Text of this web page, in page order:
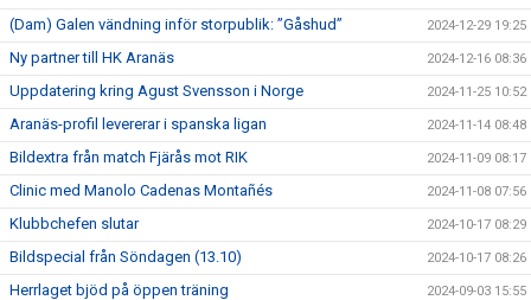
(Dam) Galen vändning inför storpublik: ”Gåshud” 2024-12-29 19:25
Ny partner till HK Aranäs 2024-12-16 08:36
Uppdatering kring Agust Svensson i Norge 2024-11-25 10:52
Aranäs-profil levererar i spanska ligan 2024-11-14 08:48
Bildextra från match Fjärås mot RIK 2024-11-09 08:17
Clinic med Manolo Cadenas Montañés 2024-11-08 07:56
Klubbchefen slutar 2024-10-17 08:29
Bildspecial från Söndagen (13.10) 2024-10-17 08:26
Herrlaget bjöd på öppen träning 2024-09-03 15:55